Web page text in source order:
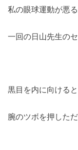
私の眼球運動が悪る
一回の日山先生の
黒目を内に向ける
腕のツボを押した